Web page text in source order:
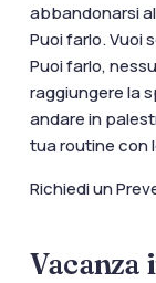
abbandonarsi
Puoi farlo. Vuoi
Puoi farlo,
raggiungere la
andare in
tua routine con
Richiedi un
Vacanza